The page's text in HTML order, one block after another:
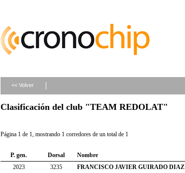
<< Volver
Clasificación del club "TEAM REDOLAT"
Página 1 de 1, mostrando 1 corredores de un total de 1
P. gen. Dorsal Nombre
2023
3235 FRANCISCO JAVIER GUIRADO DIAZ